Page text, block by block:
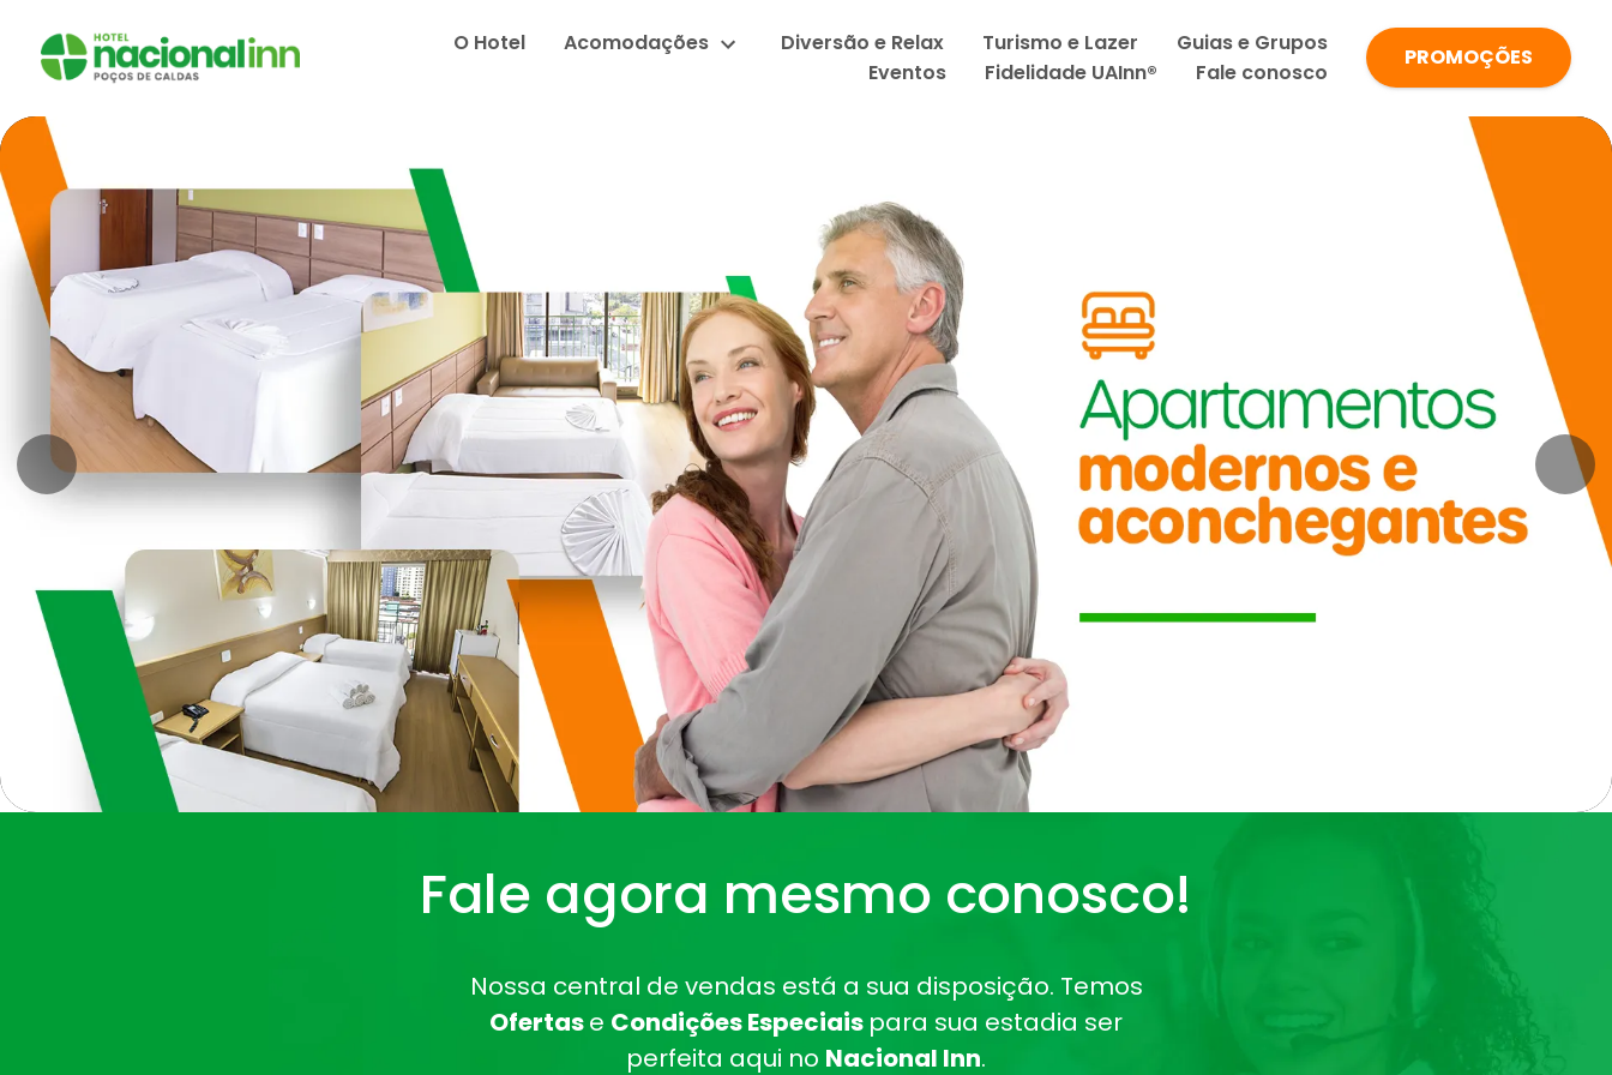
O Hotel Acomodações Diversão e Relax Turismo e Lazer
Guias e Grupos
Eventos
Fidelidade UAInn® Fale conosco
PROMOÇÕES
Fale agora mesmo conosco!
Nossa central de vendas está a sua disposição. Temos
Ofertase Condições Especiais para sua estadia ser
perfeita aqui no Nacional Inn.